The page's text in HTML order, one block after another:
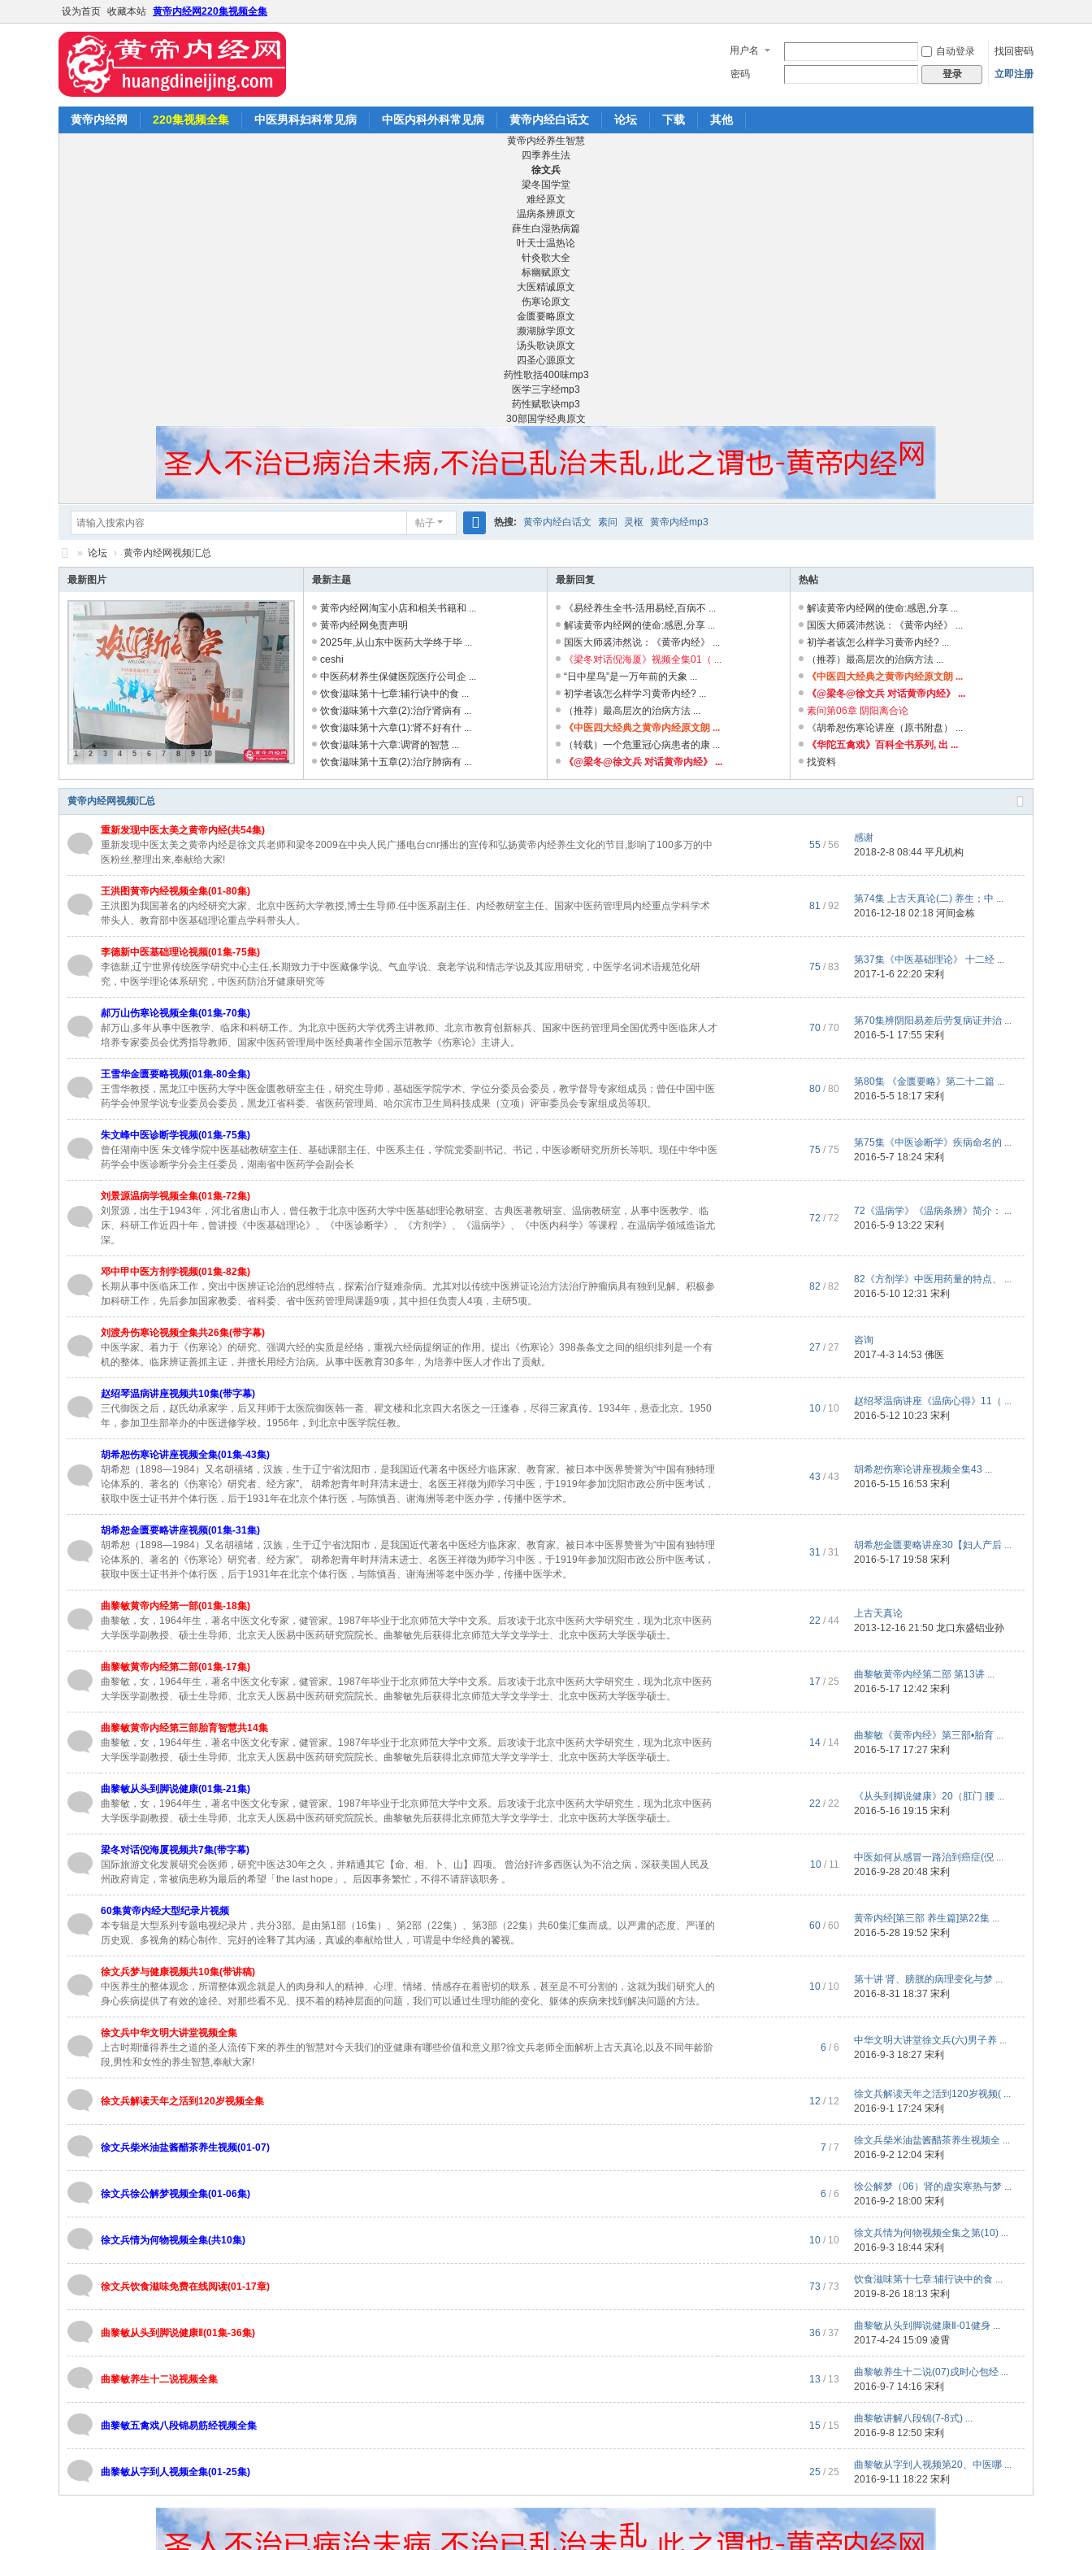
设为首页 收藏本站 黄帝内经网220集视频全集
用户名 自动登录
找回密码
密码
登录 立即注册
黄帝内经网 220集视频全集 中医男科妇科常见病 中医内科外科常见病 黄帝内经白话文 论坛 下载 其他
黄帝内经养生智慧
四季养生法
徐文兵
梁冬国学堂
难经原文
温病条辨原文
薛生白湿热病篇
叶天士温热论
针灸歌大全
标幽赋原文
大医精诚原文
伤寒论原文
金匮要略原文
濒湖脉学原文
汤头歌诀原文
四圣心源原文
药性歌括400味mp3
医学三字经mp3
药性赋歌诀mp3
30部国学经典原文
帖子
索
热搜: 黄帝内经白话文 素问 灵枢 黄帝内经mp3
黄
帝
» 论坛 › 黄帝内经网视频汇总
最新图片
1 2 3 4 5 6 7 8 9 10
最新主题
黄帝内经网淘宝小店和相关书籍和 ...
黄帝内经网免责声明
2025年,从山东中医药大学终于毕 ...
ceshi
中医药材养生保健医院医疗公司企 ...
饮食滋味第十七章:辅行诀中的食 ...
饮食滋味第十六章(2):治疗肾病有 ...
饮食滋味第十六章(1):肾不好有什 ...
饮食滋味第十六章:调肾的智慧 ...
饮食滋味第十五章(2):治疗肺病有 ...
最新回复
《易经养生全书-活用易经,百病不 ...
解读黄帝内经网的使命:感恩,分享 ...
国医大师裘沛然说：《黄帝内经》 ...
《梁冬对话倪海厦》视频全集01（ ...
“日中星鸟”是一万年前的天象 ...
初学者该怎么样学习黄帝内经? ...
（推荐）最高层次的治病方法 ...
《中医四大经典之黄帝内经原文朗 ...
（转载）一个危重冠心病患者的康 ...
《@梁冬@徐文兵 对话黄帝内经》 ...
热帖
解读黄帝内经网的使命:感恩,分享 ...
国医大师裘沛然说：《黄帝内经》 ...
初学者该怎么样学习黄帝内经? ...
（推荐）最高层次的治病方法 ...
《中医四大经典之黄帝内经原文朗 ...
《@梁冬@徐文兵 对话黄帝内经》 ...
素问第06章 阴阳离合论
《胡希恕伤寒论讲座（原书附盘） ...
《华陀五禽戏》百科全书系列, 出 ...
找资料
黄帝内经网视频汇总
重新发现中医太美之黄帝内经(共54集)
重新发现中医太美之黄帝内经是徐文兵老师和梁冬2009在中央人民广播电台cnr播出的宣传和弘扬黄帝内经养生文化的节目,影响了100多万的中
医粉丝,整理出来,奉献给大家!
55 / 56
感谢
2018-2-8 08:44 平凡机构
王洪图黄帝内经视频全集(01-80集)
王洪图为我国著名的内经研究大家、北京中医药大学教授,博士生导师.任中医系副主任、内经教研室主任、国家中医药管理局内经重点学科学术
带头人、教育部中医基础理论重点学科带头人。
81 / 92
第74集 上古天真论(二) 养生；中 ...
2016-12-18 02:18 河间金栋
李德新中医基础理论视频(01集-75集)
李德新,辽宁世界传统医学研究中心主任,长期致力于中医藏像学说、气血学说、衰老学说和情志学说及其应用研究，中医学名词术语规范化研
究，中医学理论体系研究，中医药防治牙健康研究等
75 / 83
第37集《中医基础理论》 十二经 ...
2017-1-6 22:20 宋利
郝万山伤寒论视频全集(01集-70集)
郝万山,多年从事中医教学、临床和科研工作。为北京中医药大学优秀主讲教师、北京市教育创新标兵、国家中医药管理局全国优秀中医临床人才
培养专家委员会优秀指导教师、国家中医药管理局中医经典著作全国示范教学《伤寒论》主讲人。
70 / 70
第70集辨阴阳易差后劳复病证并治 ...
2016-5-1 17:55 宋利
王雪华金匮要略视频(01集-80全集)
王雪华教授，黑龙江中医药大学中医金匮教研室主任，研究生导师，基础医学院学术、学位分委员会委员，教学督导专家组成员；曾任中国中医
药学会仲景学说专业委员会委员，黑龙江省科委、省医药管理局、哈尔滨市卫生局科技成果（立项）评审委员会专家组成员等职。
80 / 80
第80集 《金匮要略》第二十二篇 ...
2016-5-5 18:17 宋利
朱文峰中医诊断学视频(01集-75集)
曾任湖南中医 朱文锋学院中医基础教研室主任、基础课部主任、中医系主任，学院党委副书记、书记，中医诊断研究所所长等职。现任中华中医
药学会中医诊断学分会主任委员，湖南省中医药学会副会长
75 / 75
第75集《中医诊断学》疾病命名的 ...
2016-5-7 18:24 宋利
刘景源温病学视频全集(01集-72集)
刘景源，出生于1943年，河北省唐山市人，曾任教于北京中医药大学中医基础理论教研室、古典医著教研室、温病教研室，从事中医教学、临
床、科研工作近四十年，曾讲授《中医基础理论》、《中医诊断学》、《方剂学》、《温病学》、《中医内科学》等课程，在温病学领域造诣尤
深。
72 / 72
72《温病学》《温病条辨》简介： ...
2016-5-9 13:22 宋利
邓中甲中医方剂学视频(01集-82集)
长期从事中医临床工作，突出中医辨证论治的思维特点，探索治疗疑难杂病。尤其对以传统中医辨证论治方法治疗肿瘤病具有独到见解。积极参
加科研工作，先后参加国家教委、省科委、省中医药管理局课题9项，其中担任负责人4项，主研5项。
82 / 82
82《方剂学》中医用药量的特点、 ...
2016-5-10 12:31 宋利
刘渡舟伤寒论视频全集共26集(带字幕)
中医学家。着力于《伤寒论》的研究。强调六经的实质是经络，重视六经病提纲证的作用。提出《伤寒论》398条条文之间的组织排列是一个有
机的整体。临床辨证善抓主证，并擅长用经方治病。从事中医教育30多年，为培养中医人才作出了贡献。
27 / 27
咨询
2017-4-3 14:53 佛医
赵绍琴温病讲座视频共10集(带字幕)
三代御医之后，赵氏幼承家学，后又拜师于太医院御医韩一斋、瞿文楼和北京四大名医之一汪逢春，尽得三家真传。1934年，悬壶北京。1950
年，参加卫生部举办的中医进修学校。1956年，到北京中医学院任教。
10 / 10
赵绍琴温病讲座《温病心得》11（ ...
2016-5-12 10:23 宋利
胡希恕伤寒论讲座视频全集(01集-43集)
胡希恕（1898—1984）又名胡禧绪，汉族，生于辽宁省沈阳市，是我国近代著名中医经方临床家、教育家。被日本中医界赞誉为“中国有独特理
论体系的、著名的《伤寒论》研究者、经方家”。 胡希恕青年时拜清末进士、名医王祥徵为师学习中医，于1919年参加沈阳市政公所中医考试，
获取中医士证书并个体行医，后于1931年在北京个体行医，与陈慎吾、谢海洲等老中医办学，传播中医学术。
43 / 43
胡希恕伤寒论讲座视频全集43 ...
2016-5-15 16:53 宋利
胡希恕金匮要略讲座视频(01集-31集)
胡希恕（1898—1984）又名胡禧绪，汉族，生于辽宁省沈阳市，是我国近代著名中医经方临床家、教育家。被日本中医界赞誉为“中国有独特理
论体系的、著名的《伤寒论》研究者、经方家”。 胡希恕青年时拜清末进士、名医王祥徵为师学习中医，于1919年参加沈阳市政公所中医考试，
获取中医士证书并个体行医，后于1931年在北京个体行医，与陈慎吾、谢海洲等老中医办学，传播中医学术。
31 / 31
胡希恕金匮要略讲座30【妇人产后 ...
2016-5-17 19:58 宋利
曲黎敏黄帝内经第一部(01集-18集)
曲黎敏，女，1964年生，著名中医文化专家，健管家。1987年毕业于北京师范大学中文系。后攻读于北京中医药大学研究生，现为北京中医药
大学医学副教授、硕士生导师、北京天人医易中医药研究院院长。曲黎敏先后获得北京师范大学文学学士、北京中医药大学医学硕士。
22 / 44
上古天真论
2013-12-16 21:50 龙口东盛铝业孙
曲黎敏黄帝内经第二部(01集-17集)
曲黎敏，女，1964年生，著名中医文化专家，健管家。1987年毕业于北京师范大学中文系。后攻读于北京中医药大学研究生，现为北京中医药
大学医学副教授、硕士生导师、北京天人医易中医药研究院院长。曲黎敏先后获得北京师范大学文学学士、北京中医药大学医学硕士。
17 / 25
曲黎敏黄帝内经第二部 第13讲 ...
2016-5-17 12:42 宋利
曲黎敏黄帝内经第三部胎育智慧共14集
曲黎敏，女，1964年生，著名中医文化专家，健管家。1987年毕业于北京师范大学中文系。后攻读于北京中医药大学研究生，现为北京中医药
大学医学副教授、硕士生导师、北京天人医易中医药研究院院长。曲黎敏先后获得北京师范大学文学学士、北京中医药大学医学硕士。
14 / 14
曲黎敏《黄帝内经》第三部•胎育 ...
2016-5-17 17:27 宋利
曲黎敏从头到脚说健康(01集-21集)
曲黎敏，女，1964年生，著名中医文化专家，健管家。1987年毕业于北京师范大学中文系。后攻读于北京中医药大学研究生，现为北京中医药
大学医学副教授、硕士生导师、北京天人医易中医药研究院院长。曲黎敏先后获得北京师范大学文学学士、北京中医药大学医学硕士。
22 / 22
《从头到脚说健康》20（肛门 腰 ...
2016-5-16 19:15 宋利
梁冬对话倪海厦视频共7集(带字幕)
国际旅游文化发展研究会医师，研究中医达30年之久，并精通其它【命、相、卜、山】四项。 曾治好许多西医认为不治之病，深获美国人民及
州政府肯定，常被病患称为最后的希望「the last hope」。后因事务繁忙，不得不请辞该职务 。
10 / 11
中医如何从感冒一路治到癌症(倪 ...
2016-9-28 20:48 宋利
60集黄帝内经大型纪录片视频
本专辑是大型系列专题电视纪录片，共分3部。是由第1部（16集）、第2部（22集）、第3部（22集）共60集汇集而成。以严肃的态度、严谨的
历史观、多视角的精心制作、完好的诠释了其内涵，真诚的奉献给世人，可谓是中华经典的饕视。
60 / 60
黄帝内经[第三部 养生篇]第22集 ...
2016-5-28 19:52 宋利
徐文兵梦与健康视频共10集(带讲稿)
中医养生的整体观念，所谓整体观念就是人的肉身和人的精神、心理、情绪、情感存在着密切的联系，甚至是不可分割的，这就为我们研究人的
身心疾病提供了有效的途径。对那些看不见、摸不着的精神层面的问题，我们可以通过生理功能的变化、躯体的疾病来找到解决问题的方法。
10 / 10
第十讲 肾、膀胱的病理变化与梦 ...
2016-8-31 18:37 宋利
徐文兵中华文明大讲堂视频全集
上古时期懂得养生之道的圣人流传下来的养生的智慧对今天我们的亚健康有哪些价值和意义那?徐文兵老师全面解析上古天真论,以及不同年龄阶
段,男性和女性的养生智慧,奉献大家!
6 / 6
中华文明大讲堂徐文兵(六)男子养 ...
2016-9-3 18:27 宋利
徐文兵解读天年之活到120岁视频全集 12 / 12
徐文兵解读天年之活到120岁视频( ...
2016-9-1 17:24 宋利
徐文兵柴米油盐酱醋茶养生视频(01-07) 7 / 7
徐文兵柴米油盐酱醋茶养生视频全 ...
2016-9-2 12:04 宋利
徐文兵徐公解梦视频全集(01-06集) 6 / 6
徐公解梦（06）肾的虚实寒热与梦 ...
2016-9-2 18:00 宋利
徐文兵情为何物视频全集(共10集) 10 / 10
徐文兵情为何物视频全集之第(10) ...
2016-9-3 18:44 宋利
徐文兵饮食滋味免费在线阅读(01-17章) 73 / 73
饮食滋味第十七章:辅行诀中的食 ...
2019-8-26 18:13 宋利
曲黎敏从头到脚说健康Ⅱ(01集-36集) 36 / 37
曲黎敏从头到脚说健康Ⅱ-01健身 ...
2017-4-24 15:09 凌霄
曲黎敏养生十二说视频全集 13 / 13
曲黎敏养生十二说(07)戌时心包经 ...
2016-9-7 14:16 宋利
曲黎敏五禽戏八段锦易筋经视频全集 15 / 15
曲黎敏讲解八段锦(7-8式) ...
2016-9-8 12:50 宋利
曲黎敏从字到人视频全集(01-25集) 25 / 25
曲黎敏从字到人视频第20、中医哪 ...
2016-9-11 18:22 宋利